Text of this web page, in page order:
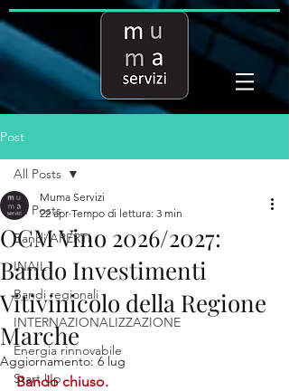
Post
All Posts
Bandi APERTI
INAIL
Bandi regionali
INTERNAZIONALIZZAZIONE
Energia rinnovabile
Start Up
All Posts
OCM Vino 2026/2027:
Bando Investimenti
Vitivinicolo della Regione
Marche
Muma Servizi
22 apr Tempo di lettura: 3 min
Aggiornamento: 6 lug
Bando chiuso.